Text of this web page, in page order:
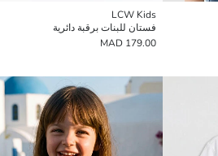
LCW Kids
فستان للبنات برقبة دائرية
179.00 MAD